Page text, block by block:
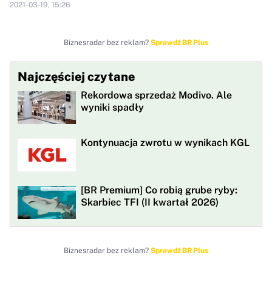
2021-03-19, 15:26
Biznesradar bez reklam? Sprawdź BR Plus
Najczęściej czytane
Rekordowa sprzedaż Modivo. Ale
wyniki spadły
Kontynuacja zwrotu w wynikach KGL
[BR Premium] Co robią grube ryby:
Skarbiec TFI (II kwartał 2026)
Biznesradar bez reklam? Sprawdź BR Plus